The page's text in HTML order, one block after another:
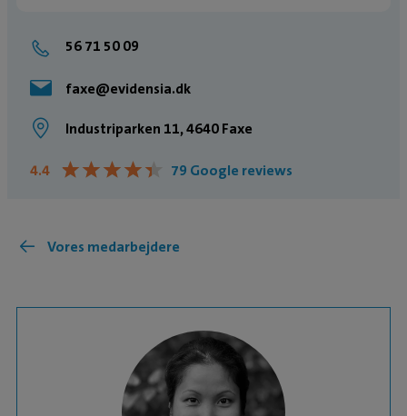
56 71 50 09
faxe@evidensia.dk
Industriparken 11, 4640 Faxe
4.4 ★★★★★
★★★★★ 79 Google reviews
Vores medarbejdere